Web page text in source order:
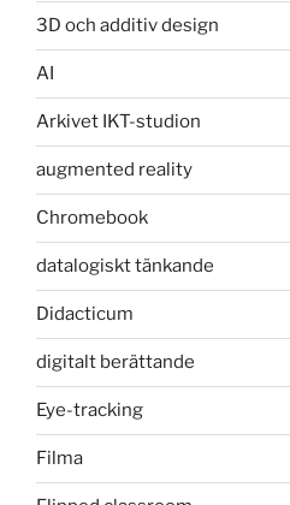
3D och additiv design
AI
Arkivet IKT-studion
augmented reality
Chromebook
datalogiskt tänkande
Didacticum
digitalt berättande
Eye-tracking
Filma